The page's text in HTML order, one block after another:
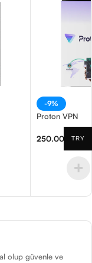
-9%
Proton VPN
250.00 –
olup güvenle ve
TRY